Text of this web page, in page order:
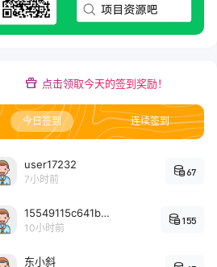
点击领取今天的签到奖励！
今日签到 连续签到
user17232
7小时前
67
15549115c641bc6524e64d1d800349ec7396
10小时前
155
东小斜